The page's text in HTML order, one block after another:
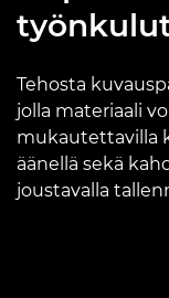
Tehosta
jolla materiaali
mukautettavilla
äänellä sekä
joustavalla